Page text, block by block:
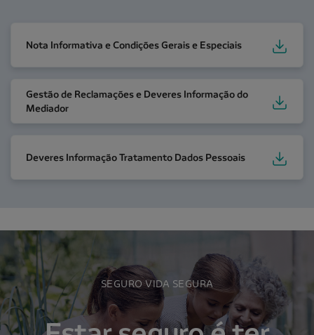
Nota Informativa e Condições Gerais e Especiais
Gestão de Reclamações e Deveres Informação do
Mediador
Gestão de Reclamações e Deveres Informação do
Deveres Informação Tratamento Dados Pessoais
SEGURO VIDA SEGURA